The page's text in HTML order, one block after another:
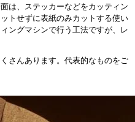
は、ステッカーなどをカッティン
トせずに表紙のみカットする使い
ングマシンで行う工法ですが、レ
さんあります。代表的なものをご